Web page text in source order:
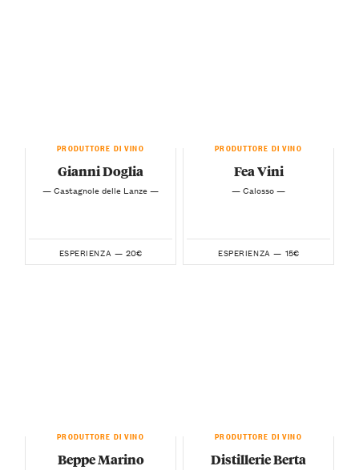
PRODUTTORE DI VINO
Gianni Doglia
— Castagnole delle Lanze —
ESPERIENZA — 20€
PRODUTTORE DI VINO
Fea Vini
— Calosso —
ESPERIENZA — 15€
PRODUTTORE DI VINO
Beppe Marino
PRODUTTORE DI VINO
Distillerie Berta